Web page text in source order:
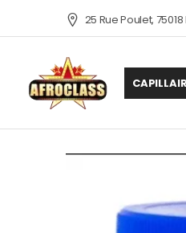
25 Rue Poulet,